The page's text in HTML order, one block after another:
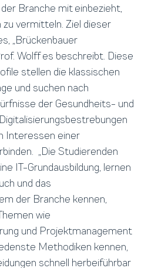
Branche mit einbezieht,
zu vermitteln. Ziel dieser
„Brückenbauer
Wolff es beschreibt. Diese
stellen die klassischen
und suchen nach
der Gesundheits- und
Interessen einer
„Die Studierenden
IT-Grundausbildung, lernen
und das
der Branche kennen,
wie
und Projektmanagement
Methodiken kennen,
schnell herbeiführbar